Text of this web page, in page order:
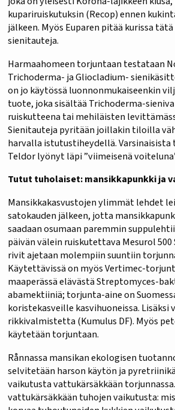
kupariruiskutuksin (Recop) ennen
jälkeen. Myös Euparen pitää kurissa
sienitauteja.
Harmaahomeen torjuntaan testataan
Trichoderma- ja Gliocladium-
on jo käytössä luonnonmukaiseenkin
tuote, joka sisältää Trichoderma-
ruiskutteena tai mehiläisten
Sienitauteja pyritään joillakin tiloilla
harvalla istutustiheydellä.
Teldor lyönyt läpi ”viimeisenä
Tutut tuholaiset: mansikkapunkki ja
Mansikkakasvustojen ylimmät lehdet
satokauden jälkeen, jotta
saadaan osumaan paremmin
päivän välein ruiskutettava Mesurol 500
rivit ajetaan molempiin suuntiin
Käytettävissä on myös Vertimec-
maaperässä elävästä Streptomyces-
abamektiiniä; torjunta-aine on
koristekasveille kasvihuoneissa. Lisäksi
rikkivalmistetta (Kumulus DF). Myös
käytetään torjuntaan.
Rånnassa mansikan ekologisen
selvitetään harson käytön ja
vaikutusta vattukärsäkkään
vattukärsäkkään tuhojen vaikutusta: